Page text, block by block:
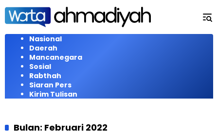
Langsung
konten
Nasional
Daerah
Mancanegara
Sosial
Rabthah
Siaran Pers
Kirim Tulisan
Bulan: Februari 2022